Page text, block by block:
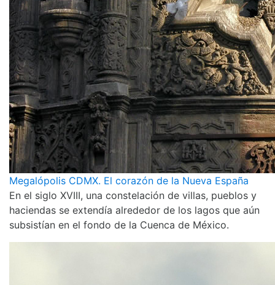
Megalópolis CDMX. El corazón de la Nueva España
En el siglo XVIII, una constelación de villas, pueblos y
haciendas se extendía alrededor de los lagos que aún
subsistían en el fondo de la Cuenca de México.